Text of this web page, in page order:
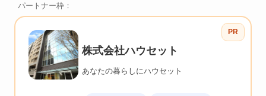
パートナー枠：
PR
株式会社ハウセット
あなたの暮らしにハウセット